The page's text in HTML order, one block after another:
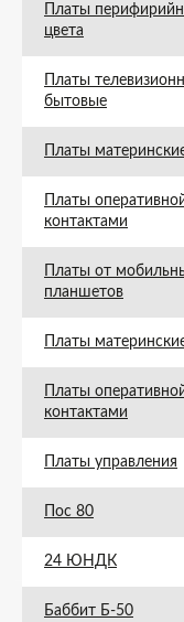
Платы
цвета
Платы
бытовые
Платы
Платы
контактами
Платы от
планшетов
Платы
Платы
контактами
Платы управления
Пос 80
24 ЮНДК
Баббит Б-50